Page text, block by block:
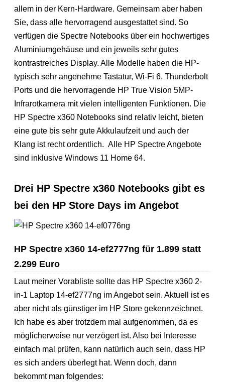
allem in der Kern-Hardware. Gemeinsam aber haben
Sie, dass alle hervorragend ausgestattet sind. So
verfügen die Spectre Notebooks über ein hochwertiges
Aluminiumgehäuse und ein jeweils sehr gutes
kontrastreiches Display. Alle Modelle haben die HP-
typisch sehr angenehme Tastatur, Wi-Fi 6, Thunderbolt
Ports und die hervorragende HP True Vision 5MP-
Infrarotkamera mit vielen intelligenten Funktionen. Die
HP Spectre x360 Notebooks sind relativ leicht, bieten
eine gute bis sehr gute Akkulaufzeit und auch der
Klang ist recht ordentlich. Alle HP Spectre Angebote
sind inklusive Windows 11 Home 64.
Drei HP Spectre x360 Notebooks gibt es
bei den HP Store Days im Angebot
HP Spectre x360 14-ef2777ng für 1.899 statt
2.299 Euro
Laut meiner Vorabliste sollte das HP Spectre x360 2-
in-1 Laptop 14-ef2777ng im Angebot sein. Aktuell ist es
aber nicht als günstiger im HP Store gekennzeichnet.
Ich habe es aber trotzdem mal aufgenommen, da es
möglicherweise nur verzögert ist. Also bei Interesse
einfach mal prüfen, kann natürlich auch sein, dass HP
es sich anders überlegt hat. Wenn doch, dann
bekommt man folgendes: